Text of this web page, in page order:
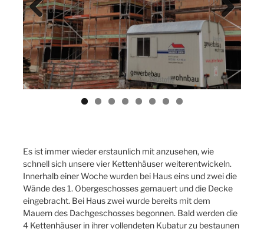
Previ
ous
Next
Es ist immer wieder erstaunlich mit anzusehen, wie
schnell sich unsere vier Kettenhäuser weiterentwickeln.
Innerhalb einer Woche wurden bei Haus eins und zwei die
Wände des 1. Obergeschosses gemauert und die Decke
eingebracht. Bei Haus zwei wurde bereits mit dem
Mauern des Dachgeschosses begonnen. Bald werden die
4 Kettenhäuser in ihrer vollendeten Kubatur zu bestaunen